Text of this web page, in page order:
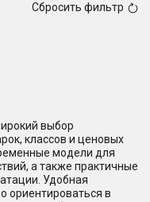
Сбросить фильтр
выбор
классов и ценовых
модели для
а также практичные
Удобная
ориентироваться в